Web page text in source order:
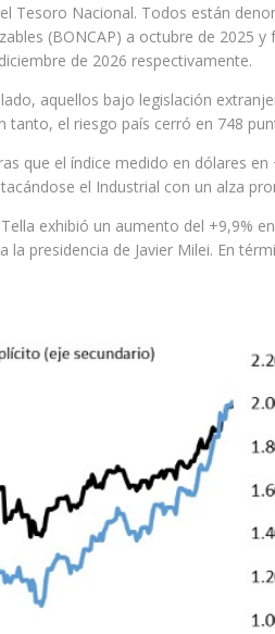
Tesoro Nacional. Todos están
(BONCAP) a octubre de 2025
de 2026 respectivamente.
aquellos bajo legislación
tanto, el riesgo país cerró en 748
que el índice medido en dólares en
el Industrial con un alza
exhibió un aumento del +9,9%
presidencia de Javier Milei. En